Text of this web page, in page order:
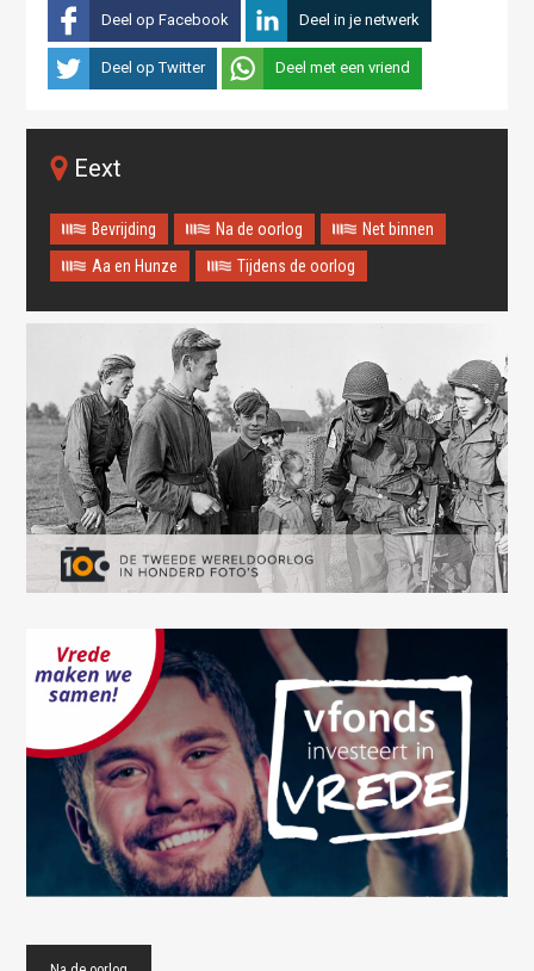
Deel op Facebook Deel in je netwerk
Deel op Twitter Deel met een vriend
Eext
Bevrijding Na de oorlog
Net binnen
Aa en Hunze
Tijdens de oorlog